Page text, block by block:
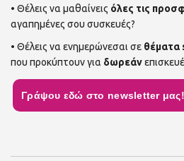
• Θέλεις να μαθαίνεις όλες τις
αγαπημένες σου συσκευές?
• Θέλεις να ενημερώνεσαι σε θέματα
που προκύπτουν για δωρεάν
Γράψου εδώ στο newsletter μας!